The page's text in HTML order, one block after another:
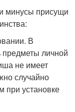
минусы присущи
В
предметы личной
не имеет
случайно
при установке